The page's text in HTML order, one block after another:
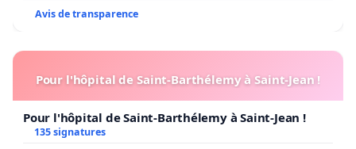
Avis de transparence
Pour l'hôpital de Saint-Barthélemy à Saint-Jean !
Pour l'hôpital de Saint-Barthélemy à Saint-Jean !
135 signatures